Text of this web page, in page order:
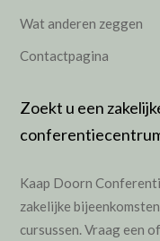
Wat anderen zeggen
Contactpagina
Zoekt u een
Kaap Doorn
zakelijke
cursussen.Vraag een